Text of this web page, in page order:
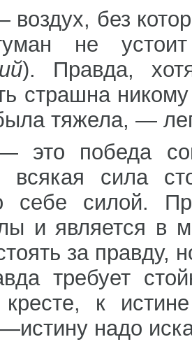
без
не
). Правда,
страшна
тяжела, —
это победа
сила
себе силой.
и является в
за правду,
требует
к
надо